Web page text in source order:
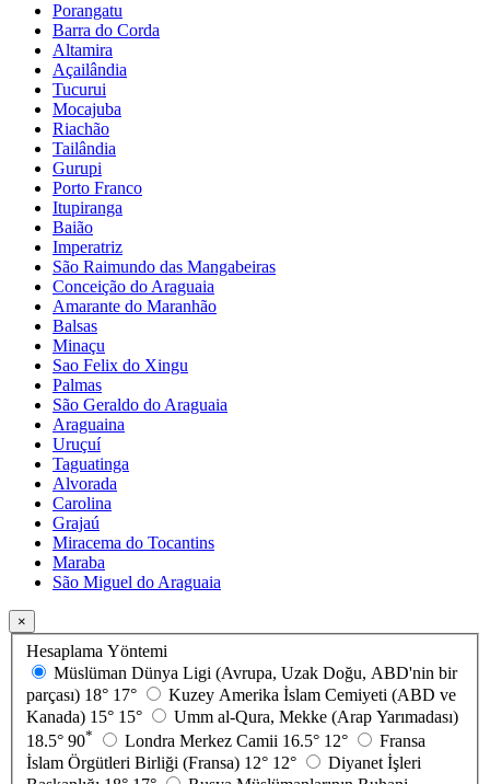
Porangatu
Barra do Corda
Altamira
Açailândia
Tucurui
Mocajuba
Riachão
Tailândia
Gurupi
Porto Franco
Itupiranga
Baião
Imperatriz
São Raimundo das Mangabeiras
Conceição do Araguaia
Amarante do Maranhão
Balsas
Minaçu
Sao Felix do Xingu
Palmas
São Geraldo do Araguaia
Araguaina
Uruçuí
Taguatinga
Alvorada
Carolina
Grajaú
Miracema do Tocantins
Maraba
São Miguel do Araguaia
×
Hesaplama Yöntemi
Müslüman Dünya Ligi (Avrupa, Uzak Doğu, ABD'nin bir
parçası) 18° 17°
Kuzey Amerika İslam Cemiyeti (ABD ve
Kanada) 15° 15°
Umm al-Qura, Mekke (Arap Yarımadası)
18.5° 90* Londra Merkez Camii 16.5° 12°
Fransa
İslam Örgütleri Birliği (Fransa) 12° 12°
Diyanet İşleri